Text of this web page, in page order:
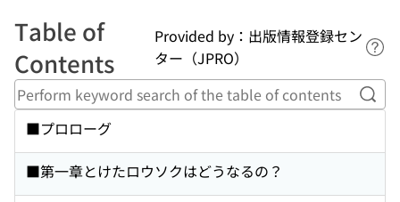
Table of
Contents
Provided by：出版情報登録セン
ター（JPRO）
■プロローグ
■第一章とけたロウソクはどうなるの？